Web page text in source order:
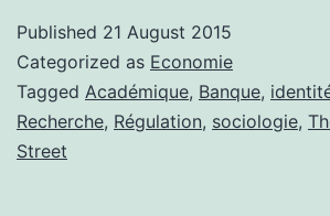
Published 21 August 2015
Categorized as Economie
Tagged Académique, Banque,
Recherche, Régulation, sociologie,
Street